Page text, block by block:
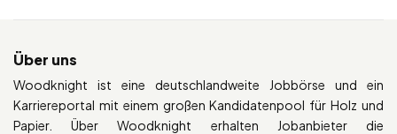
Über uns
Woodknight ist eine deutschlandweite Jobbörse und ein
Karriereportal mit einem großen Kandidatenpool für Holz und
Papier. Über Woodknight erhalten Jobanbieter die